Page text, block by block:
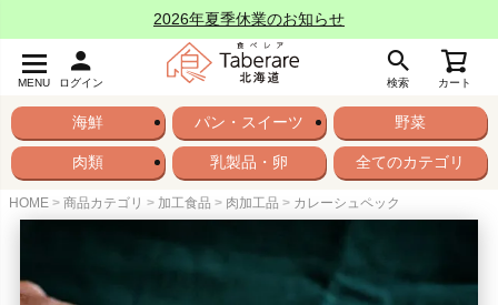
2026年夏季休業のお知らせ
MENU ログイン 検索 カート
海鮮 パン・スイーツ 野菜
肉類 乳製品・卵 全てのカテゴリ
HOME 商品カテゴリ 加工食品 肉加工品 カレーシュペック